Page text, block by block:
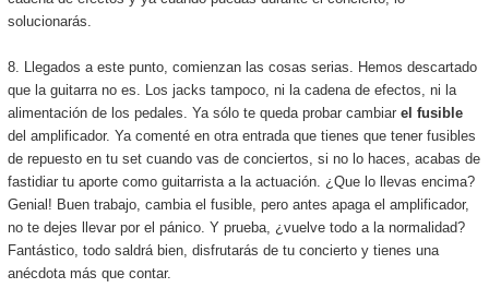
solucionarás.
8. Llegados a este punto, comienzan las cosas serias. Hemos descartado
que la guitarra no es. Los jacks tampoco, ni la cadena de efectos, ni la
alimentación de los pedales. Ya sólo te queda probar cambiarel fusible
del amplificador. Ya comenté en otra entrada que tienes que tener fusibles
de repuesto en tu set cuando vas de conciertos, si no lo haces, acabas de
fastidiar tu aporte como guitarrista a la actuación. ¿Que lo llevas encima?
Genial! Buen trabajo, cambia el fusible, pero antes apaga el amplificador,
no te dejes llevar por el pánico. Y prueba, ¿vuelve todo a la normalidad?
Fantástico, todo saldrá bien, disfrutarás de tu concierto y tienes una
anécdota más que contar.